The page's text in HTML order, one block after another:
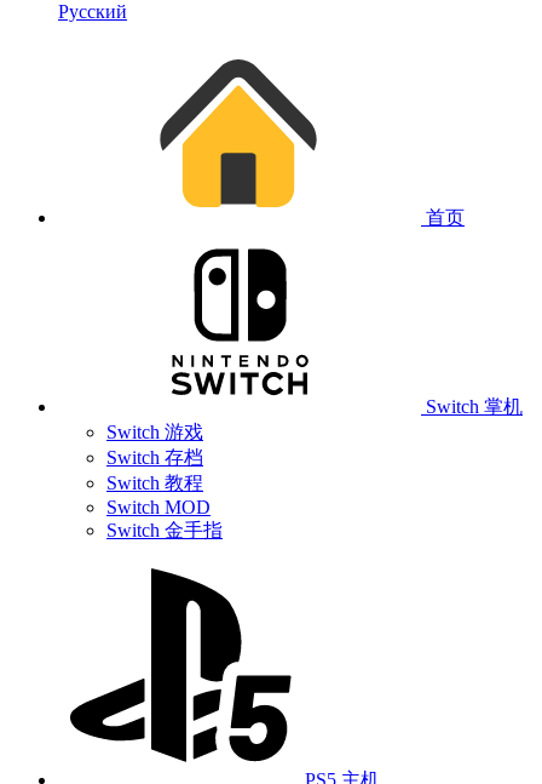
Русский
首页
Switch 掌机
Switch 游戏
Switch 存档
Switch 教程
Switch MOD
Switch 金手指